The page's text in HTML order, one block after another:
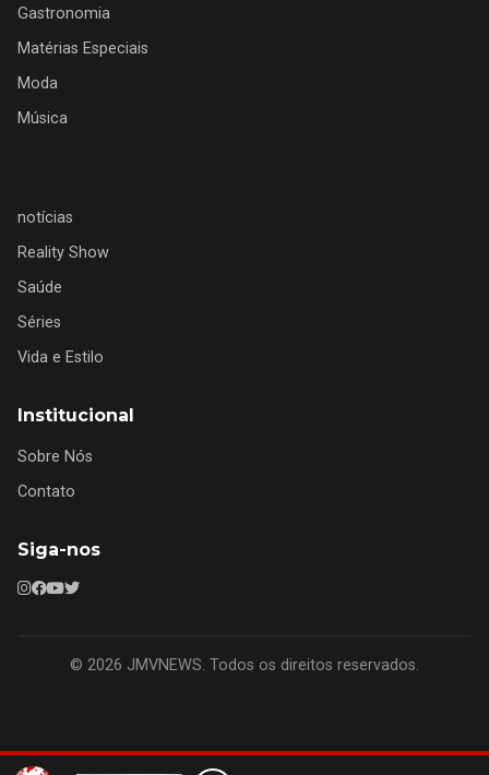
Gastronomia
Matérias Especiais
Moda
Música
notícias
Reality Show
Saúde
Séries
Vida e Estilo
Institucional
Sobre Nós
Contato
Siga-nos
© 2026 JMVNEWS. Todos os direitos reservados.